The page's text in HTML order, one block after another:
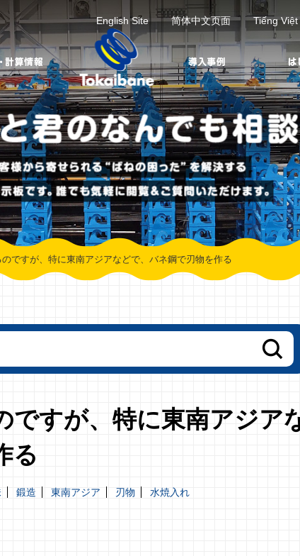
English Site 简体中文页面 Tiếng Việt
ですが、特に東南アジアなどで、バネ鋼で刃物を作る
ですが、特に東南アジア
る
鍛造 東南アジア 刃物 水焼入れ